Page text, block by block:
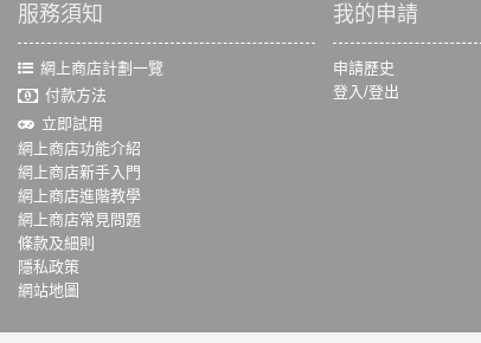
服務須知
網上商店計劃一覽
付款方法
立即試用
網上商店功能介紹
網上商店新手入門
網上商店進階教學
網上商店常見問題
條款及細則
隱私政策
網站地圖
我的申請
申請歷史
登入/登出